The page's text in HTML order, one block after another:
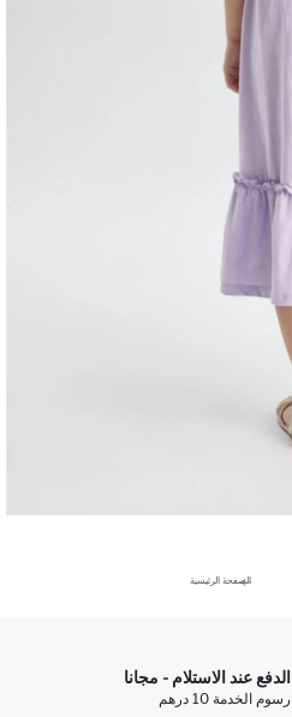
الصفحة الرئيسية
الدفع عند الاستلام - مجانا
رسوم الخدمة 10 درهم